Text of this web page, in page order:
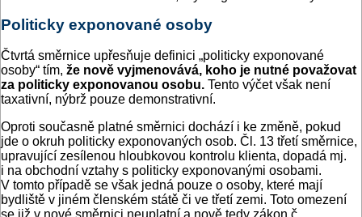
Politicky exponované osoby
Čtvrtá směrnice upřesňuje definici „politicky exponované
osoby“ tím, že nově vyjmenovává, koho je nutné považovat
za politicky exponovanou osobu. Tento výčet však není
taxativní, nýbrž pouze demonstrativní.
Oproti současně platné směrnici dochází i ke změně, pokud
jde o okruh politicky exponovaných osob. Čl. 13 třetí směrnice,
upravující zesílenou hloubkovou kontrolu klienta, dopadá mj.
i na obchodní vztahy s politicky exponovanými osobami.
V tomto případě se však jedná pouze o osoby, které mají
bydliště v jiném členském státě či ve třetí zemi. Toto omezení